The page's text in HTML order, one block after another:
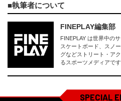
執筆者について
FINEPLAY編集部
FINEPLAY は世界中の
スケートボード、スノ
グなどストリート・ア
るスポーツメディアです
SPECIAL